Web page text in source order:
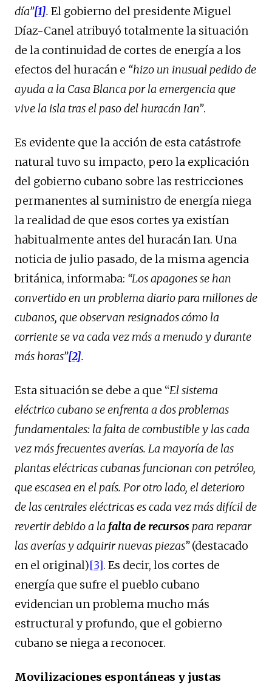
día”[1]. El gobierno del presidente Miguel
Díaz-Canel atribuyó totalmente la situación
de la continuidad de cortes de energía a los
efectos del huracán e “hizo un inusual pedido de
ayuda a la Casa Blanca por la emergencia que
vive la isla tras el paso del huracán Ian”.
Es evidente que la acción de esta catástrofe
natural tuvo su impacto, pero la explicación
del gobierno cubano sobre las restricciones
permanentes al suministro de energía niega
la realidad de que esos cortes ya existían
habitualmente antes del huracán Ian. Una
noticia de julio pasado, de la misma agencia
británica, informaba: “Los apagones se han
convertido en un problema diario para millones de
cubanos, que observan resignados cómo la
corriente se va cada vez más a menudo y durante
más horas”[2].
Esta situación se debe a que “El sistema
eléctrico cubano se enfrenta a dos problemas
fundamentales: la falta de combustible y las cada
vez más frecuentes averías. La mayoría de las
plantas eléctricas cubanas funcionan con petróleo,
que escasea en el país. Por otro lado, el deterioro
de las centrales eléctricas es cada vez más difícil de
revertir debido a la falta de recursos para reparar
las averías y adquirir nuevas piezas”(destacado
en el original)[3]. Es decir, los cortes de
energía que sufre el pueblo cubano
evidencian un problema mucho más
estructural y profundo, que el gobierno
cubano se niega a reconocer.
Movilizaciones espontáneas y justas